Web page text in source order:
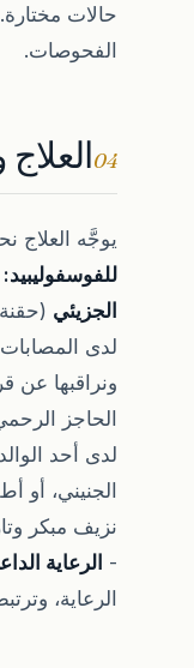
حالات
الفحوصات.
04العلاج
يوجَّه العلاج
للفوسفوليبيد:
الجزيئي
لدى المصابات
ونراقبها عن
الحاجز
لدى أحد
الجنيني، أو
نزيف مبكر
- الرعاية
الرعاية،